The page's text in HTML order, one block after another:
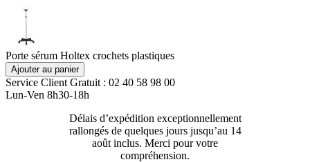
Porte sérum Holtex crochets plastiques
Ajouter au panier
Service Client Gratuit : 02 40 58 98 00
Lun-Ven 8h30-18h
Délais d’expédition exceptionnellement
rallongés de quelques jours jusqu’au 14
août inclus. Merci pour votre
compréhension.